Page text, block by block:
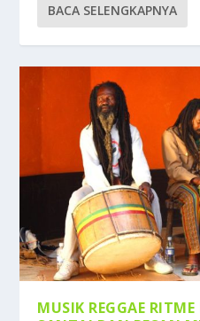
BACA SELENGKAPNYA
MUSIK REGGAE